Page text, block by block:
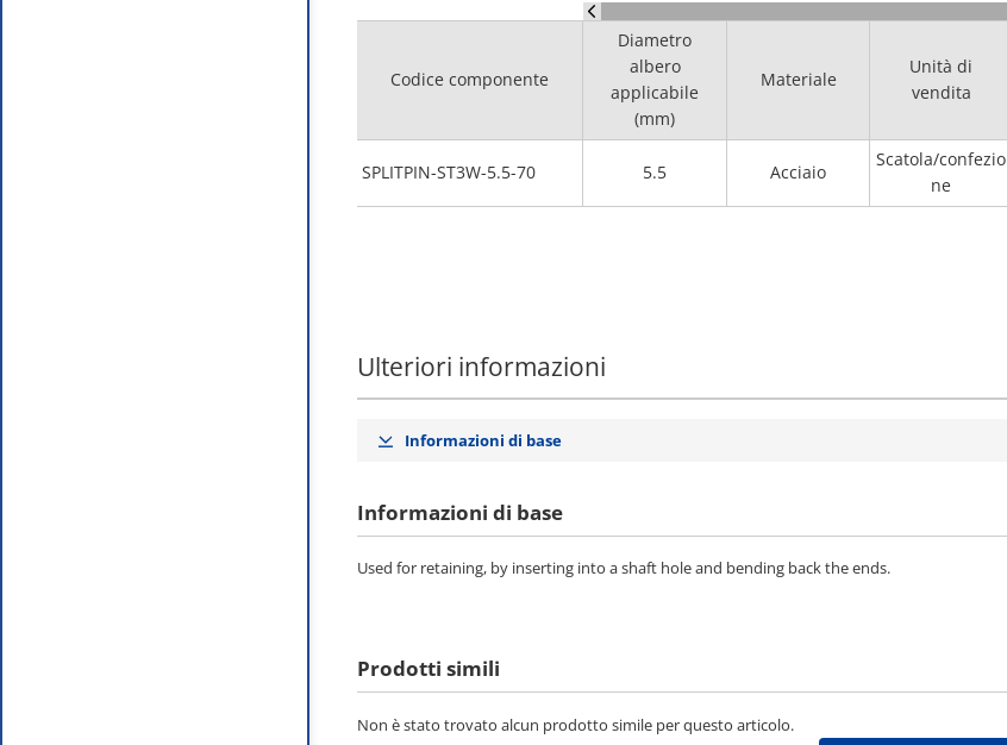
Codice componente
SPLITPIN-ST3W-5.5-70
Diametro
albero
applicabile
(mm)
Materiale
Unità di
vendita
5.5 Acciaio
Scatola/confezio
ne
Ulteriori informazioni
Informazioni di base
Informazioni di base
Used for retaining, by inserting into a shaft hole and bending back the ends.
Prodotti simili
Non è stato trovato alcun prodotto simile per questo articolo.